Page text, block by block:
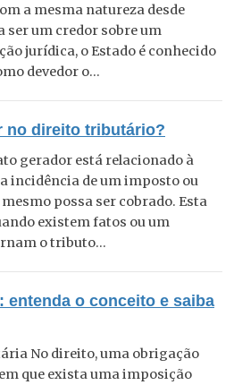
a mesma natureza desde
ser um credor sobre um
jurídica, o Estado é conhecido
devedor o...
no direito tributário?
gerador está relacionado à
incidência de um imposto ou
possa ser cobrado. Esta
existem fatos ou um
o tributo...
entenda o conceito e saiba
No direito, uma obrigação
que exista uma imposição